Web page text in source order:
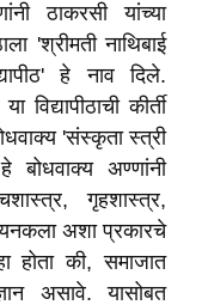
ठाकरसी यांच्या
'श्रीमती नाथिबाई
हे नाव दिले.
विद्यापीठाची कीर्ती
'संस्कृता स्त्री
अण्णांनी
गृहशास्त्र,
अशा प्रकारचे
होता की, समाजात
असावे. यासोबत